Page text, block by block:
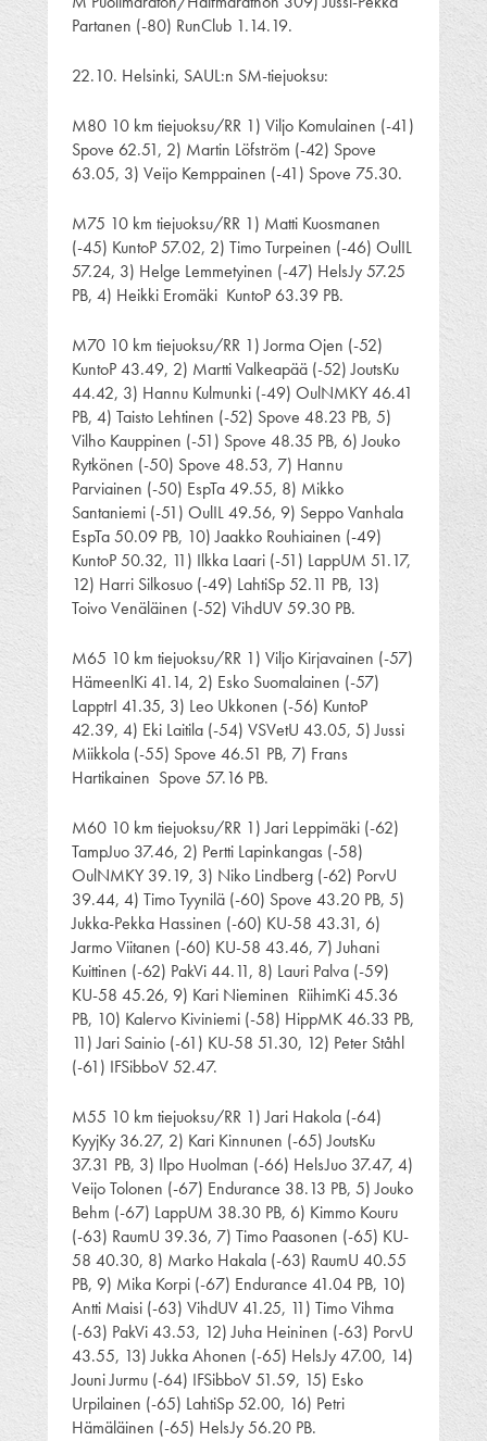
Partanen (-80) RunClub 1.14.19.
22.10. Helsinki, SAUL:n SM-tiejuoksu:
M80 10 km tiejuoksu/RR 1) Viljo Komulainen (-41)
Spove 62.51, 2) Martin Löfström (-42) Spove
63.05, 3) Veijo Kemppainen (-41) Spove 75.30.
M75 10 km tiejuoksu/RR 1) Matti Kuosmanen
(-45) KuntoP 57.02, 2) Timo Turpeinen (-46) OulIL
57.24, 3) Helge Lemmetyinen (-47) HelsJy 57.25
PB, 4) Heikki Eromäki KuntoP 63.39 PB.
M70 10 km tiejuoksu/RR 1) Jorma Ojen (-52)
KuntoP 43.49, 2) Martti Valkeapää (-52) JoutsKu
44.42, 3) Hannu Kulmunki (-49) OulNMKY 46.41
PB, 4) Taisto Lehtinen (-52) Spove 48.23 PB, 5)
Vilho Kauppinen (-51) Spove 48.35 PB, 6) Jouko
Rytkönen (-50) Spove 48.53, 7) Hannu
Parviainen (-50) EspTa 49.55, 8) Mikko
Santaniemi (-51) OulIL 49.56, 9) Seppo Vanhala
EspTa 50.09 PB, 10) Jaakko Rouhiainen (-49)
KuntoP 50.32, 11) Ilkka Laari (-51) LappUM 51.17,
12) Harri Silkosuo (-49) LahtiSp 52.11 PB, 13)
Toivo Venäläinen (-52) VihdUV 59.30 PB.
M65 10 km tiejuoksu/RR 1) Viljo Kirjavainen (-57)
HämeenlKi 41.14, 2) Esko Suomalainen (-57)
LapptrI 41.35, 3) Leo Ukkonen (-56) KuntoP
42.39, 4) Eki Laitila (-54) VSVetU 43.05, 5) Jussi
Miikkola (-55) Spove 46.51 PB, 7) Frans
Hartikainen Spove 57.16 PB.
M60 10 km tiejuoksu/RR 1) Jari Leppimäki (-62)
TampJuo 37.46, 2) Pertti Lapinkangas (-58)
OulNMKY 39.19, 3) Niko Lindberg (-62) PorvU
39.44, 4) Timo Tyynilä (-60) Spove 43.20 PB, 5)
Jukka-Pekka Hassinen (-60) KU-58 43.31, 6)
Jarmo Viitanen (-60) KU-58 43.46, 7) Juhani
Kuittinen (-62) PakVi 44.11, 8) Lauri Palva (-59)
KU-58 45.26, 9) Kari Nieminen RiihimKi 45.36
PB, 10) Kalervo Kiviniemi (-58) HippMK 46.33 PB,
11) Jari Sainio (-61) KU-58 51.30, 12) Peter Ståhl
(-61) IFSibboV 52.47.
M55 10 km tiejuoksu/RR 1) Jari Hakola (-64)
KyyjKy 36.27, 2) Kari Kinnunen (-65) JoutsKu
37.31 PB, 3) Ilpo Huolman (-66) HelsJuo 37.47, 4)
Veijo Tolonen (-67) Endurance 38.13 PB, 5) Jouko
Behm (-67) LappUM 38.30 PB, 6) Kimmo Kouru
(-63) RaumU 39.36, 7) Timo Paasonen (-65) KU-
58 40.30, 8) Marko Hakala (-63) RaumU 40.55
PB, 9) Mika Korpi (-67) Endurance 41.04 PB, 10)
Antti Maisi (-63) VihdUV 41.25, 11) Timo Vihma
(-63) PakVi 43.53, 12) Juha Heininen (-63) PorvU
43.55, 13) Jukka Ahonen (-65) HelsJy 47.00, 14)
Jouni Jurmu (-64) IFSibboV 51.59, 15) Esko
Urpilainen (-65) LahtiSp 52.00, 16) Petri
Hämäläinen (-65) HelsJy 56.20 PB.